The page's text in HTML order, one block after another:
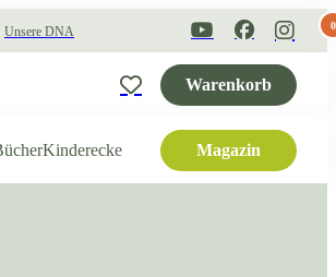
Unsere DNA
Warenkorb
0
Kinderecke Magazin